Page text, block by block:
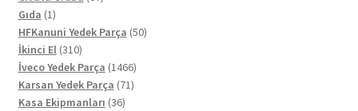
Gıda 11
ürün
HFKanuni Yedek Parça 5050
İkinci El 310310
ürün
İveco Yedek Parça 14661466
ürün
Karsan Yedek Parça 7171
Kasa Ekipmanları 3636